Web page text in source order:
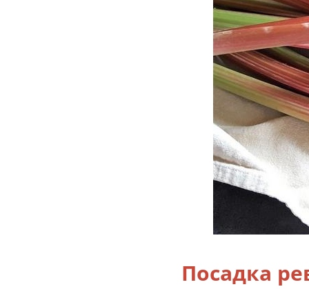
Посадка